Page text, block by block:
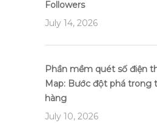
Followers
July 14, 2026
Phần mềm quét số điện
Map: Bước đột phá trong
hàng
July 10, 2026